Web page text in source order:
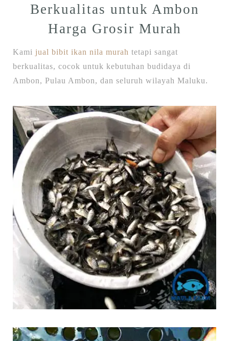
Berkualitas untuk Ambon
Harga Grosir Murah
Kami jual bibit ikan nila murah tetapi sangat
berkualitas, cocok untuk kebutuhan budidaya di
Ambon, Pulau Ambon, dan seluruh wilayah Maluku.